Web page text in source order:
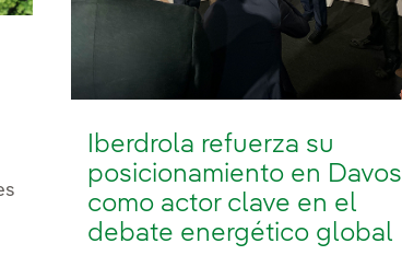
Iberdrola refuerza su
posicionamiento en Davos
como actor clave en el
debate energético global